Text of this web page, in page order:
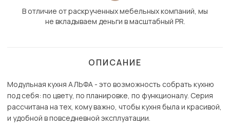
В отличие от раскрученных мебельных компаний, мы
не вкладываем деньги в масштабный PR.
ОПИСАНИЕ
Модульная кухня АЛЬФА - это возможность собрать кухню
под себя: по цвету, по планировке, по функционалу. Серия
рассчитана на тех, кому важно, чтобы кухня была и красивой,
и удобной в повседневной эксплуатации.